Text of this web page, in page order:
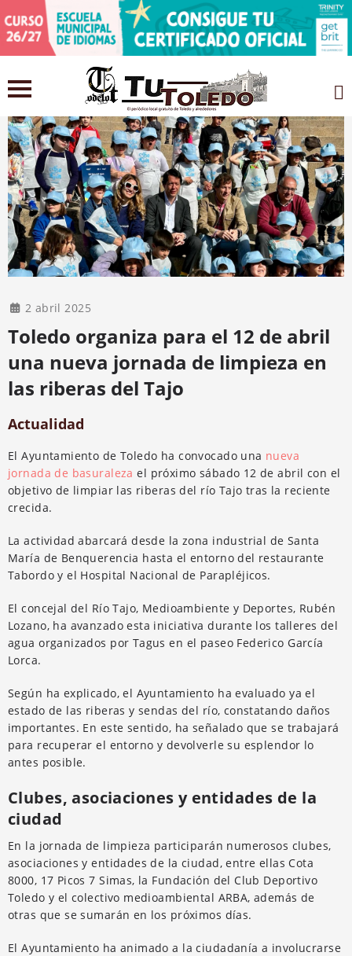
2 abril 2025
Toledo organiza para el 12 de abril
una nueva jornada de limpieza en
las riberas del Tajo
Actualidad
El Ayuntamiento de Toledo ha convocado una nueva
jornada de basuraleza el próximo sábado 12 de abril con el
objetivo de limpiar las riberas del río Tajo tras la reciente
crecida.
La actividad abarcará desde la zona industrial de Santa
María de Benquerencia hasta el entorno del restaurante
Tabordo y el Hospital Nacional de Parapléjicos.
El concejal del Río Tajo, Medioambiente y Deportes, Rubén
Lozano, ha avanzado esta iniciativa durante los talleres del
agua organizados por Tagus en el paseo Federico García
Lorca.
Según ha explicado, el Ayuntamiento ha evaluado ya el
estado de las riberas y sendas del río, constatando daños
importantes. En este sentido, ha señalado que se trabajará
para recuperar el entorno y devolverle su esplendor lo
antes posible.
Clubes, asociaciones y entidades de la
ciudad
En la jornada de limpieza participarán numerosos clubes,
asociaciones y entidades de la ciudad, entre ellas Cota
8000, 17 Picos 7 Simas, la Fundación del Club Deportivo
Toledo y el colectivo medioambiental ARBA, además de
otras que se sumarán en los próximos días.
El Ayuntamiento ha animado a la ciudadanía a involucrarse